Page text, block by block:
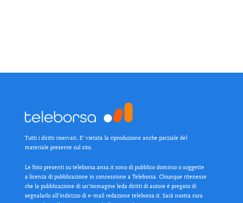
Tutti i diritti riservati. E’ vietata la riproduzione anche parziale del
materiale presente sul sito.
Le foto presenti su teleborsa.ansa.it sono di pubblico dominio o soggette
a licenza di pubblicazione in concessione a Teleborsa. Chiunque ritenesse
che la pubblicazione di un’immagine leda diritti di autore è pregato di
segnalarlo all’indirizzo di e-mail redazione teleborsa.it. Sarà nostra cura